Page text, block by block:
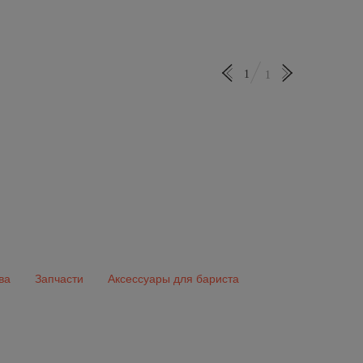
1 1
Запчасти Аксессуары для бариста